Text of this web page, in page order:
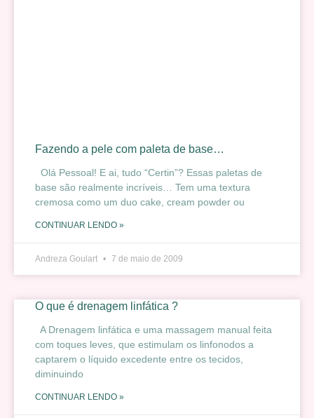
Fazendo a pele com paleta de base…
Olá Pessoal! E ai, tudo “Certin”? Essas paletas de
base são realmente incríveis… Tem uma textura
cremosa como um duo cake, cream powder ou
CONTINUAR LENDO »
Andreza Goulart 7 de maio de 2009
O que é drenagem linfática ?
A Drenagem linfática e uma massagem manual feita
com toques leves, que estimulam os linfonodos a
captarem o líquido excedente entre os tecidos,
diminuindo
CONTINUAR LENDO »